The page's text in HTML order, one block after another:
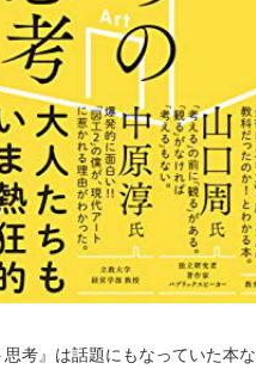
考』は話題にもなっていた本